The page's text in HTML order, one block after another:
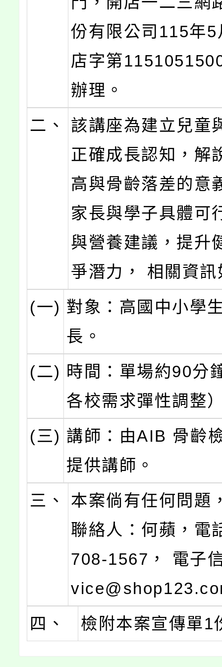
份有限公司115年
店字第
辦理。
二、
該講座為建立兒童
正確成長認知，解
高與骨齡落差的意
家長與學子具體可
與營養建議，提升
爭潛力， 相關資訊
(一) 對象：高國中小學
長。
(二) 時間：單場約90分
各校需求彈性調整
(三) 講師：由AIB 骨齡
提供講師。
三、
本案倘有任何問題
聯絡人：何蘋，電
708-1567， 電子
四、
檢附本案宣傳單1